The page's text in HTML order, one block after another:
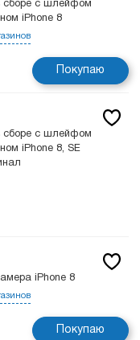
сборе с шлейфом
iPhone 8
Покупаю
сборе с шлейфом
iPhone 8, SE
iPhone 8
Покупаю